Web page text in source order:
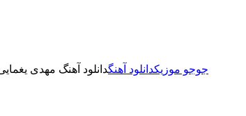
جوجو موزیکدانلود آهنگدانلود آهنگ مهدی